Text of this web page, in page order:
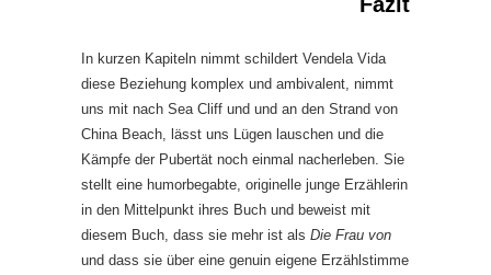
In kurzen Kapiteln nimmt schildert Vendela Vida
diese Beziehung komplex und ambivalent, nimmt
uns mit nach Sea Cliff und und an den Strand von
China Beach, lässt uns Lügen lauschen und die
Kämpfe der Pubertät noch einmal nacherleben. Sie
stellt eine humorbegabte, originelle junge Erzählerin
in den Mittelpunkt ihres Buch und beweist mit
diesem Buch, dass sie mehr ist als Die Frau von
und dass sie über eine genuin eigene Erzählstimme